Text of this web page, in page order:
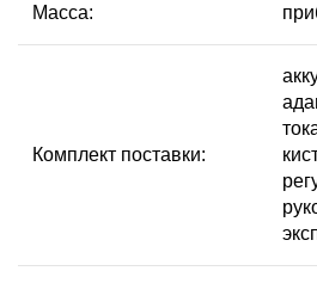
Масса:
Комплект поставки: